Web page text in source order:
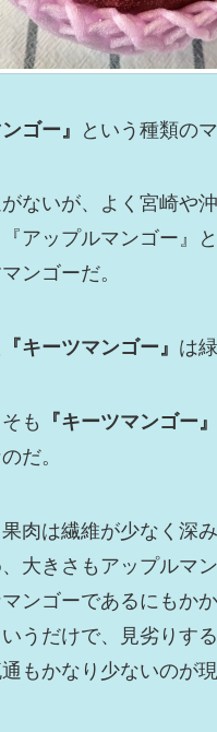
ゴー』 という種類の
ないが、よく宮崎や
アップルマンゴー』
ンゴーだ。
『キーツマンゴー』 は
も 『キーツマンゴー』
だ。
肉は繊維が少なく深
大きさもアップルマ
ンゴーであるにもか
うだけで、見劣りす
もかなり少ないのが現